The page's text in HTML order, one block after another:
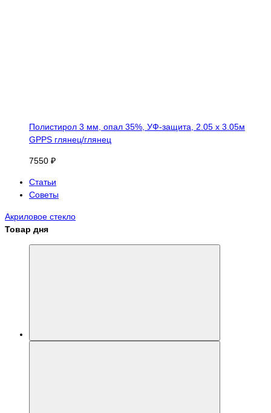
Полистирол 3 мм, опал 35%, УФ-защита, 2.05 х 3.05м
GPPS глянец/глянец
7550 ₽
Статьи
Советы
Акриловое стекло
Товар дня